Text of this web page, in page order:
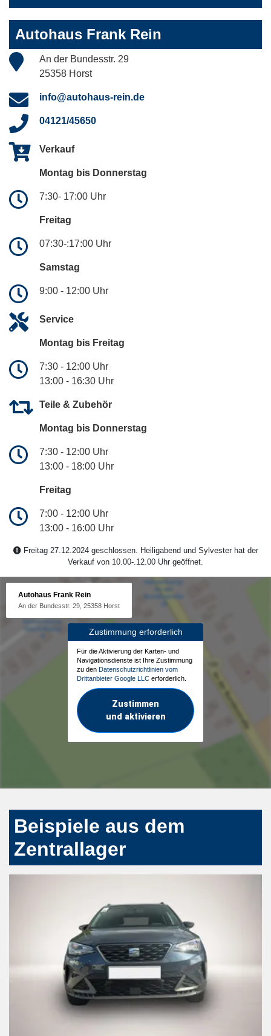
Autohaus Frank Rein
An der Bundesstr. 29
25358 Horst
info@autohaus-rein.de
04121/45650
Verkauf
Montag bis Donnerstag
7:30- 17:00 Uhr
Freitag
07:30-:17:00 Uhr
Samstag
9:00 - 12:00 Uhr
Service
Montag bis Freitag
7:30 - 12:00 Uhr
13:00 - 16:30 Uhr
Teile & Zubehör
Montag bis Donnerstag
7:30 - 12:00 Uhr
13:00 - 18:00 Uhr
Freitag
7:00 - 12:00 Uhr
13:00 - 16:00 Uhr
Freitag 27.12.2024 geschlossen. Heiligabend und Sylvester hat der
Verkauf von 10.00-.12.00 Uhr geöffnet.
Autohaus Frank Rein
An der Bundesstr. 29, 25358 Horst
Zustimmung erforderlich
Für die Aktivierung der Karten- und
Navigationsdienste ist Ihre Zustimmung
zu den Datenschutzrichtlinien vom
Drittanbieter Google LLC erforderlich.
Zustimmen
und aktivieren
Beispiele aus dem
Zentrallager